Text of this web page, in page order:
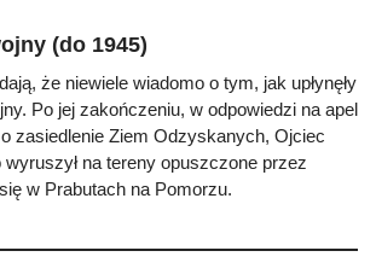
(do 1945)
że niewiele wiadomo o tym, jak upłynęły
Po jej zakończeniu, w odpowiedzi na apel
zasiedlenie Ziem Odzyskanych, Ojciec
na tereny opuszczone przez
w Prabutach na Pomorzu.